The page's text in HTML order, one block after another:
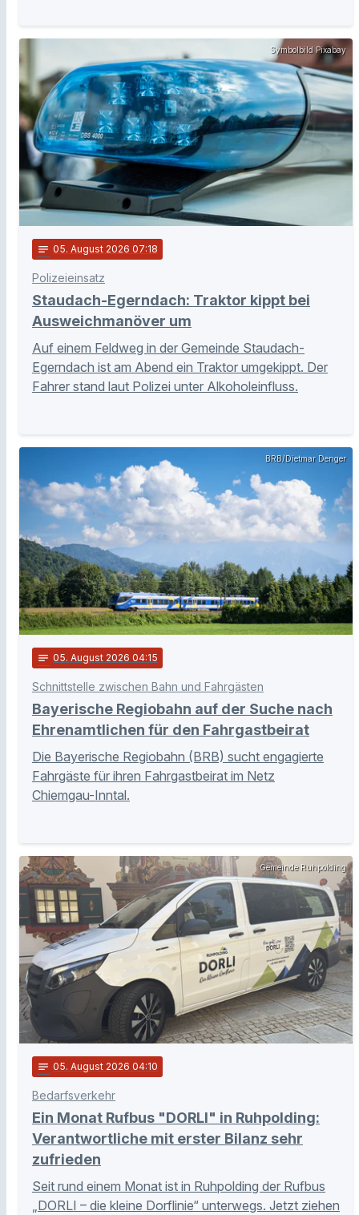
Symbolbild Pixabay
notes 05. August 2026 07:18
Polizeieinsatz
Staudach-Egerndach: Traktor kippt bei
Ausweichmanöver um
Auf einem Feldweg in der Gemeinde Staudach-
Egerndach ist am Abend ein Traktor umgekippt. Der
Fahrer stand laut Polizei unter Alkoholeinfluss.
BRB/Dietmar Denger
notes 05. August 2026 04:15
Schnittstelle zwischen Bahn und Fahrgästen
Bayerische Regiobahn auf der Suche nach
Ehrenamtlichen für den Fahrgastbeirat
Die Bayerische Regiobahn (BRB) sucht engagierte
Fahrgäste für ihren Fahrgastbeirat im Netz
Chiemgau-Inntal.
Gemeinde Ruhpolding
notes 05. August 2026 04:10
Bedarfsverkehr
Ein Monat Rufbus "DORLI" in Ruhpolding:
Verantwortliche mit erster Bilanz sehr
zufrieden
Seit rund einem Monat ist in Ruhpolding der Rufbus
„DORLI – die kleine Dorflinie“ unterwegs. Jetzt ziehen